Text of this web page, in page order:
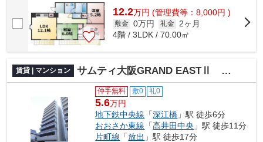
12.2万円 (管理費等：8,000円 )
敷金 0万円 礼金 2ヶ月
4階 / 3LDK / 70.00㎡
賃貸 | マンション サムティ大阪GRAND EASTⅡ 仲介手数料無料
仲手無料 敷0 礼0
5.6万円
地下鉄中央線 「深江橋 」駅 徒歩6分
おおさか東線 「高井田中央 」駅 徒歩11分
片町線 「放出 」駅 徒歩17分